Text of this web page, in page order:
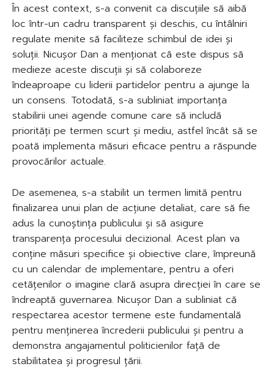
În acest context, s-a convenit ca discuțiile să aibă
loc într-un cadru transparent și deschis, cu întâlniri
regulate menite să faciliteze schimbul de idei și
soluții. Nicușor Dan a menționat că este dispus să
medieze aceste discuții și să colaboreze
îndeaproape cu liderii partidelor pentru a ajunge la
un consens. Totodată, s-a subliniat importanța
stabilirii unei agende comune care să includă
priorități pe termen scurt și mediu, astfel încât să se
poată implementa măsuri eficace pentru a răspunde
provocărilor actuale.
De asemenea, s-a stabilit un termen limită pentru
finalizarea unui plan de acțiune detaliat, care să fie
adus la cunoștința publicului și să asigure
transparența procesului decizional. Acest plan va
conține măsuri specifice și obiective clare, împreună
cu un calendar de implementare, pentru a oferi
cetățenilor o imagine clară asupra direcției în care se
îndreaptă guvernarea. Nicușor Dan a subliniat că
respectarea acestor termene este fundamentală
pentru menținerea încrederii publicului și pentru a
demonstra angajamentul politicienilor față de
stabilitatea și progresul țării.